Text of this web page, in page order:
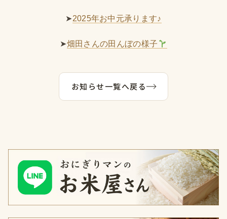
➤2025年お中元承ります♪
➤畑田さんの田んぼの様子
お知らせ一覧へ戻る